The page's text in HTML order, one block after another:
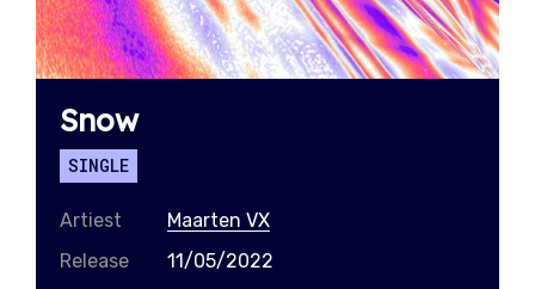
Snow
SINGLE
Artiest
Maarten VX
Release
11/05/2022